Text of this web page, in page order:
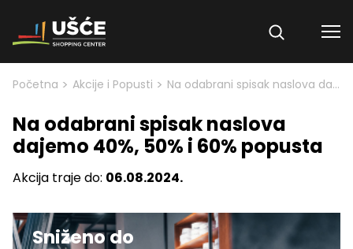
Skip to content
Početna > Akcije i Popusti > Na odabrani spisak naslova dajemo 40%, 50% i 60% popusta
Na odabrani spisak naslova
dajemo 40%, 50% i 60% popusta
Akcija traje do: 06.08.2024.
Sniženo do